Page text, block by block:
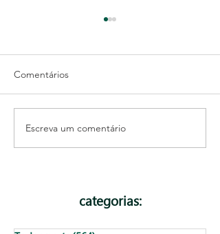
Como emitir a TFF de
Salvador?
Comentários
Escreva um comentário
categorias: